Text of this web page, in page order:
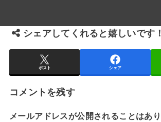
シェアしてくれると嬉しいです！
ポスト シェア
コメントを残す
メールアドレスが公開されることはあり